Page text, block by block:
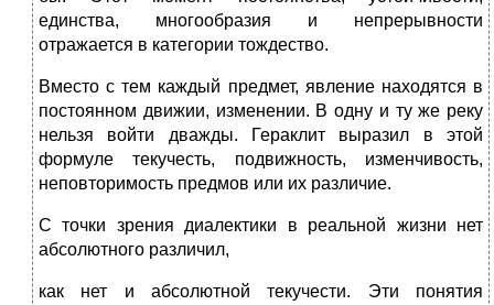
единства, многообразия и непрерывности
отражается в категории тождество.
Вместо с тем каждый предмет, явление находятся в
постоянном движии, изменении. В одну и ту же реку
нельзя войти дважды. Гераклит выразил в этой
формуле текучесть, подвижность, изменчивость,
неповторимость предмов или их различие.
С точки зрения диалектики в реальной жизни нет
абсолютного различил,
как нет и абсолютной текучести. Эти понятия